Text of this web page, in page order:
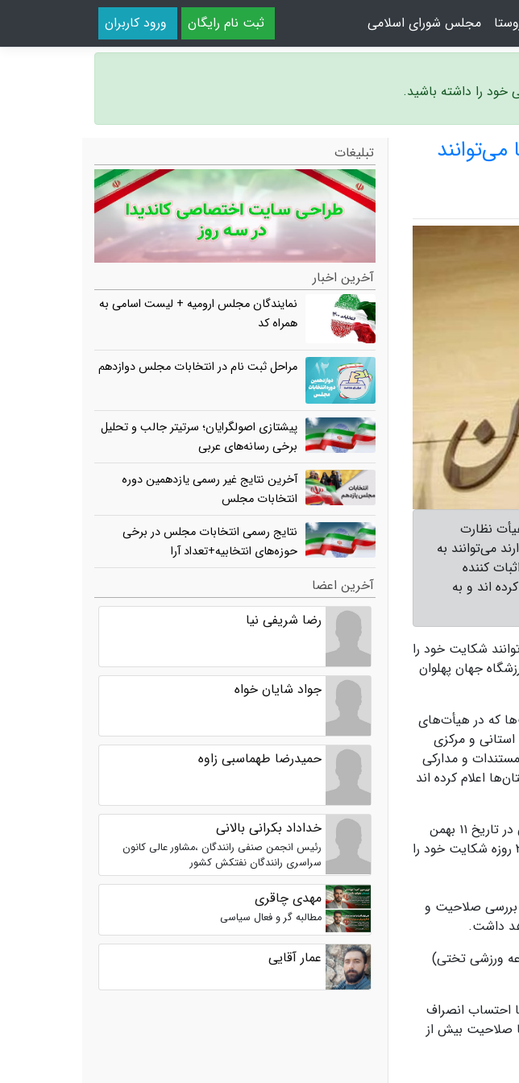
ثبت نام رایگان ورود کاربران مجلس شورای اسلامی
را داشته باشید.
نظارت
می‌توانند به
که اثبات کننده
اند و به
شکایت خود را
جهان پهلوان
که در هیأت‌های
و مرکزی
شکایت خود را همراه با مستندات و مدارکی
اعلام کرده اند
نتیجه بررسی شکایات داوطلبان از هیأت‌های نظارت استانی و مرکزی توسط شورای نگهبان در تاریخ ۱۱ بهمن
اعلام می‌شود و داوطلبان مجددا می‌توانند در صورت اعتراض به این نتایج در یک فرصت ۳ روزه شکایت خود را
بررسی صلاحیت و
ورزشی تختی)
با احتساب انصراف
صلاحیت بیش از
تبلیغات
آخرین اخبار
نمایندگان مجلس ارومیه + لیست اسامی به
همراه کد
مراحل ثبت نام در انتخابات مجلس دوازدهم
پیشتازی اصولگرایان؛ سرتیتر جالب و تحلیل
برخی رسانه‌های عربی
آخرین نتایج غیر رسمی یازدهمین دوره
انتخابات مجلس
نتایج رسمی انتخابات مجلس در برخی
حوزه‌های انتخابیه+تعداد آرا
آخرین اعضا
رضا شریفی نیا
جواد شایان خواه
حمیدرضا طهماسبی زاوه
خداداد بکرانی بالانی
رئیس انجمن صنفی رانندگان ،مشاور عالی کانون
سراسری رانندگان نفتکش کشور
مهدی چاقری
مطالبه گر و فعال سیاسی
عمار آقایی